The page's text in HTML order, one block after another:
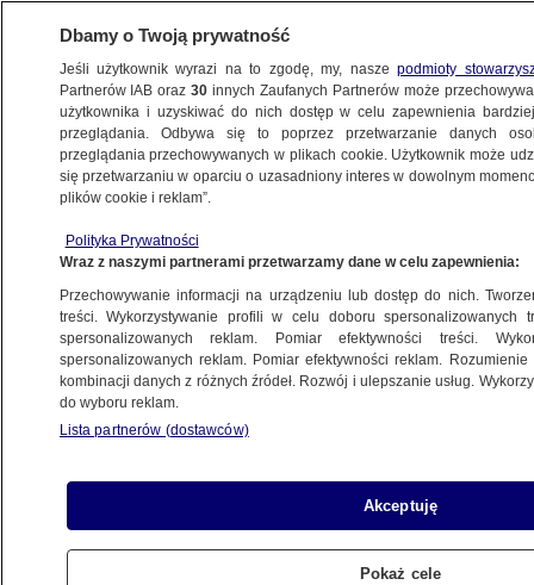
ALKOHOL
Siedział na torach, pociąg musiał
awaryjnie hamować. Próbował
uciekać, ale zatrzymał go maszynista
POLSKA
Kierowca miał ponad dwa promile,
pasażerka też. Jechali z pięcioletnią
córką
Siła uderzenia wyrzuciła ich z auta. On
Dbamy o Twoją prywatność
Jeśli użytkownik wyrazi na to zgodę, my, naszepodmioty
Partnerów IAB oraz30 innych Zaufanych Partnerów może
użytkownika i uzyskiwać do nich dostęp w celu zapewnienia
przeglądania. Odbywa się to poprzez przetwarzanie danych
przeglądania przechowywanych w plikach cookie. Użytkownik może
się przetwarzaniu w oparciu o uzasadniony interes w dowolnym
plików cookie i reklam”.
Polityka Prywatności
Wraz z naszymi partnerami przetwarzamy dane w celu zapewnienia:
Przechowywanie informacji na urządzeniu lub dostęp do nich.
treści. Wykorzystywanie profili w celu doboru spersonalizowanych
spersonalizowanych reklam. Pomiar efektywności treści.
spersonalizowanych reklam. Pomiar efektywności reklam.
kombinacji danych z różnych źródeł. Rozwój i ulepszanie usług.
do wyboru reklam.
Lista partnerów (dostawców)
Akceptuję
Pokaż cele